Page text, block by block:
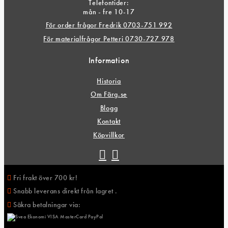
Telefontider:
mån - fre 10-17
För order frågor Fredrik 0703-751 992
För materialfrågor Petteri 0730-727 978
Information
Historia
Om Färg.se
Blogg
Kontakt
Köpvillkor
Fri frakt över 700 kr!
Snabb leverans direkt från lagret .
Säkra betalningar via: